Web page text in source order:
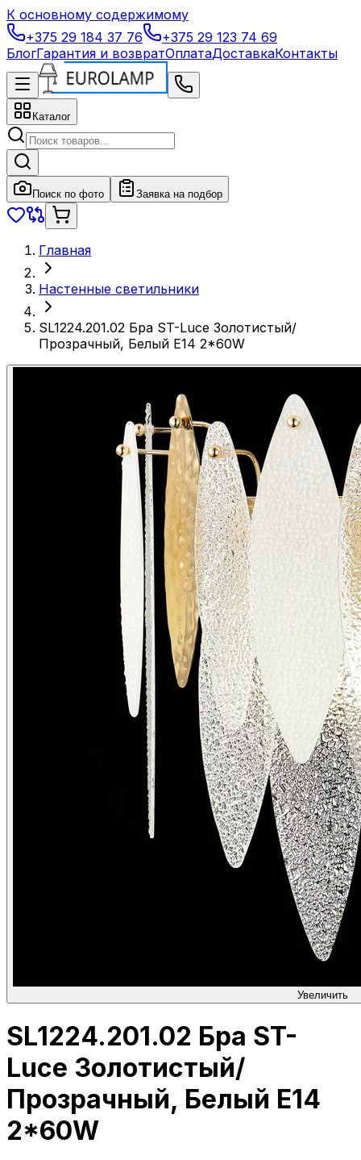
К основному содержимому
+375 29 184 37 76
+375 29 123 74 69
БлогГарантия и возвратОплатаДоставкаКонтакты
Каталог
Поиск по фото Заявка на подбор
Главная
Настенные светильники
SL1224.201.02 Бра ST-Luce Золотистый/
Прозрачный, Белый E14 2*60W
Увеличить
SL1224.201.02 Бра ST-
Luce Золотистый/
Прозрачный, Белый E14
2*60W